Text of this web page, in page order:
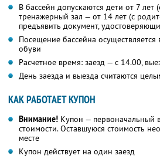
В бассейн допускаются дети от 7 лет
тренажерный зал — от 14 лет (с
предъявить документ,
Посещение бассейна
обуви
Расчетное время: заезд — с 14.00,
День заезда и выезда считаются
КАК РАБОТАЕТ КУПОН
Внимание! Купон — первоначальный
стоимости. Оставшуюся стоимость
месте
Купон действует на один заезд